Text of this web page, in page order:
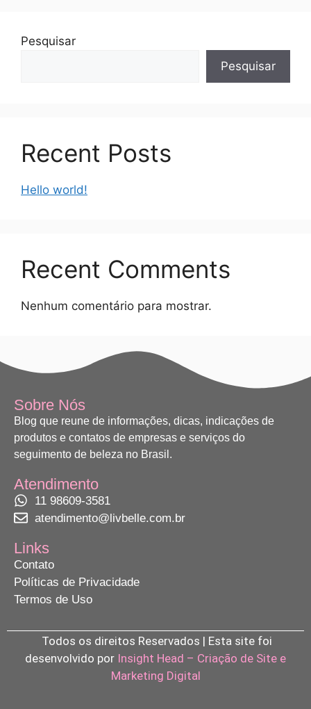
Pesquisar
Pesquisar
Recent Posts
Hello world!
Recent Comments
Nenhum comentário para mostrar.
Sobre Nós
Blog que reune de informações, dicas, indicações de
produtos e contatos de empresas e serviços do
seguimento de beleza no Brasil.
Atendimento
11 98609-3581
atendimento@livbelle.com.br
Links
Contato
Políticas de Privacidade
Termos de Uso
Todos os direitos Reservados | Esta site foi
desenvolvido por Insight Head – Criação de Site e
Marketing Digital